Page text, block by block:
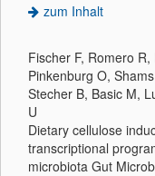
zum Inhalt
Fischer F, Romero
Pinkenburg O,
Stecher B, Basic M,
U
Dietary cellulose
transcriptional
microbiota Gut